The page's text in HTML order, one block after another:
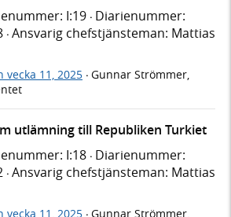
I:19 · Diarienummer:
· Ansvarig chefstjänsteman: Mattias
vecka 11, 2025 · Gunnar Strömmer,
utlämning till Republiken Turkiet
I:18 · Diarienummer:
· Ansvarig chefstjänsteman: Mattias
vecka 11, 2025 · Gunnar Strömmer,